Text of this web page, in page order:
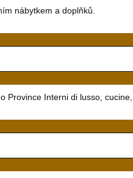
nábytkem a doplňků.
Province Interni di lusso,